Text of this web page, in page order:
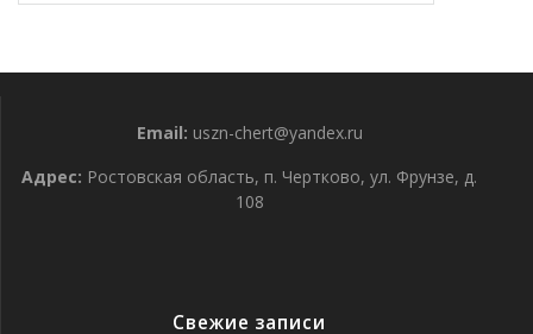
Email: uszn-chert@yandex.ru
Адрес: Ростовская область, п. Чертково, ул. Фрунзе, д.
108
Свежие записи